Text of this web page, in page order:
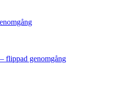
flippad genomgång